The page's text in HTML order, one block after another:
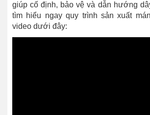
giúp cố định, bảo vệ và dẫn hướng
tìm hiểu ngay quy trình sản xuất
video dưới đây: